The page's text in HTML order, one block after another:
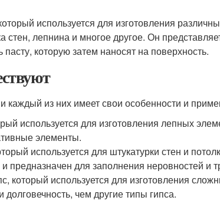
используется для изготовления
стен, лепнина и многое другое. Он
которую затем наносят на поверхность.
каждый из них имеет свои особенности и
используется для изготовления лепных
элементы.
используется для штукатурки стен и
предназначен для заполнения неровностей и
который используется для изготовления
чем другие типы гипса.